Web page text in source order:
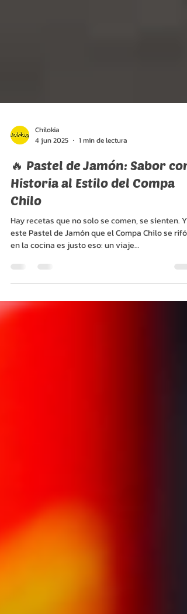
4 jun 2025
1 min de lectura
🔥 Pastel de Jamón: Sabor con
Chilo
Hay recetas que no solo se comen, se sienten. Y
este Pastel de Jamón que el Compa Chilo se rifó
en la cocina es justo eso: un viaje...